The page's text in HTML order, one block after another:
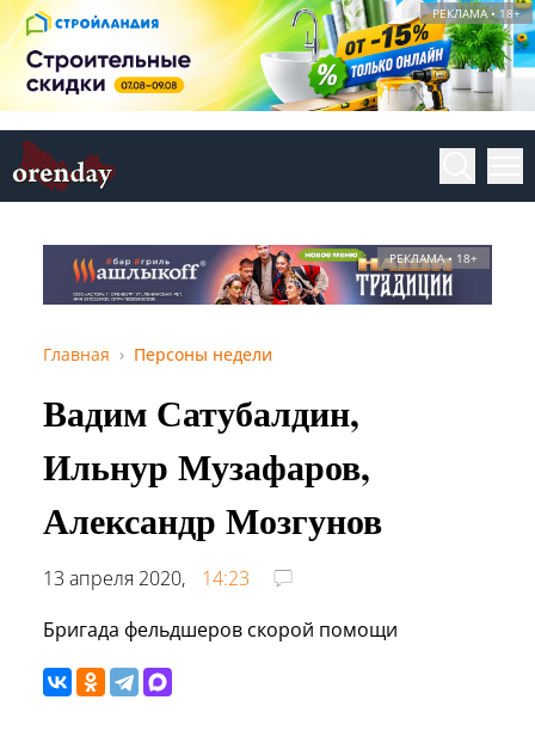
РЕКЛАМА • 18+
РЕКЛАМА • 18+
Главная Персоны недели
Вадим Сатубалдин,
Ильнур Музафаров,
Александр Мозгунов
13 апреля 2020,
14:23
Бригада фельдшеров скорой помощи